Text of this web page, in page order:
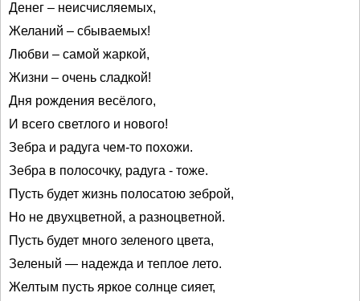
Денег – неисчисляемых,
Желаний – сбываемых!
Любви – самой жаркой,
Жизни – очень сладкой!
Дня рождения весёлого,
И всего светлого и нового!
Зебра и радуга чем-то похожи.
Зебра в полосочку, радуга - тоже.
Пусть будет жизнь полосатою зеброй,
Но не двухцветной, а разноцветной.
Пусть будет много зеленого цвета,
Зеленый — надежда и теплое лето.
Желтым пусть яркое солнце сияет,